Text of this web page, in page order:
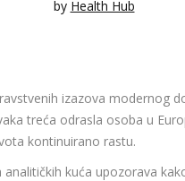
by Health Hub
izazova modernog
treća odrasla osoba u
kontinuirano rastu.
kuća upozorava